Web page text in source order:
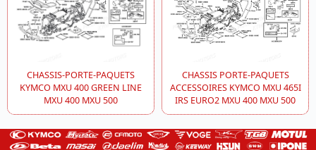
CHASSIS-PORTE-PAQUETS
KYMCO MXU 400 GREEN LINE
MXU 400 MXU 500
CHASSIS PORTE-PAQUETS
ACCESSOIRES KYMCO MXU 465I
IRS EURO2 MXU 400 MXU 500